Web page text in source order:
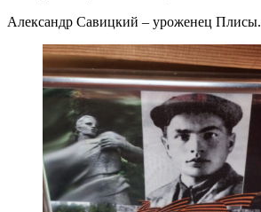
Александр Савицкий – уроженец Плисы.